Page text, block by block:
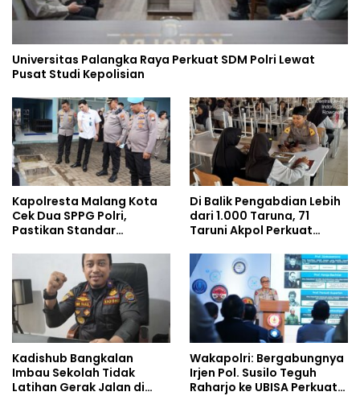
Universitas Palangka Raya Perkuat SDM Polri Lewat
Pusat Studi Kepolisian
Kapolresta Malang Kota
Cek Dua SPPG Polri,
Pastikan Standar
Pengelolaan Limbah
Berjalan Optimal
Di Balik Pengabdian Lebih
dari 1.000 Taruna, 71
Taruni Akpol Perkuat
Siswa Sekolah Rakyat
Kadishub Bangkalan
Imbau Sekolah Tidak
Latihan Gerak Jalan di
Wakapolri: Bergabungnya
Irjen Pol. Susilo Teguh
Raharjo ke UBISA Perkuat